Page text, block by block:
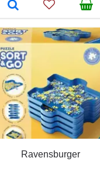
Ravensburger